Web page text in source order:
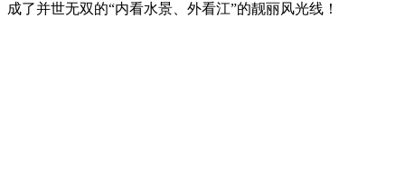
成了并世无双的“内看水景、外看江”的靓丽风光线！